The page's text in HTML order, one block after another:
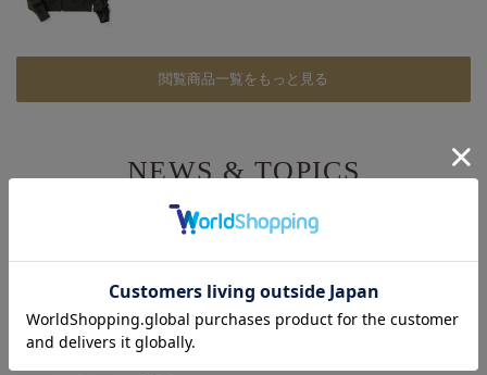
りやすく15選でご紹介。
閲覧商品一覧をもっと見る
NEWS & TOPICS
最新情報をお知らせ